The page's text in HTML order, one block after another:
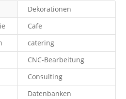
Dekorationen
Cafe
catering
CNC-Bearbeitung
Consulting
Datenbanken